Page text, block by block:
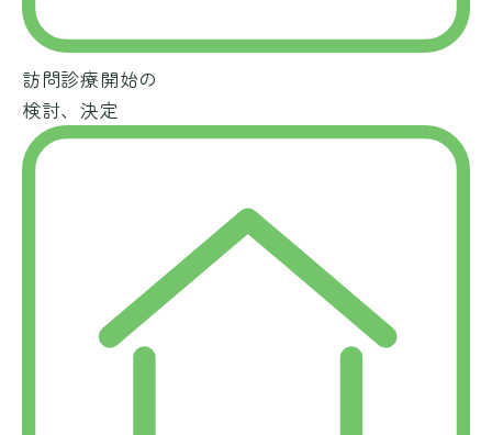
訪問診療開始の
検討、決定